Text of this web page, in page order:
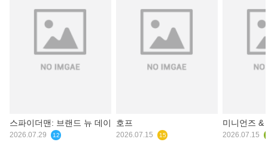
스파이더맨: 브랜드 뉴 데이
2026.07.29 12
호프
2026.07.15 15
미니언즈 &
2026.07.15